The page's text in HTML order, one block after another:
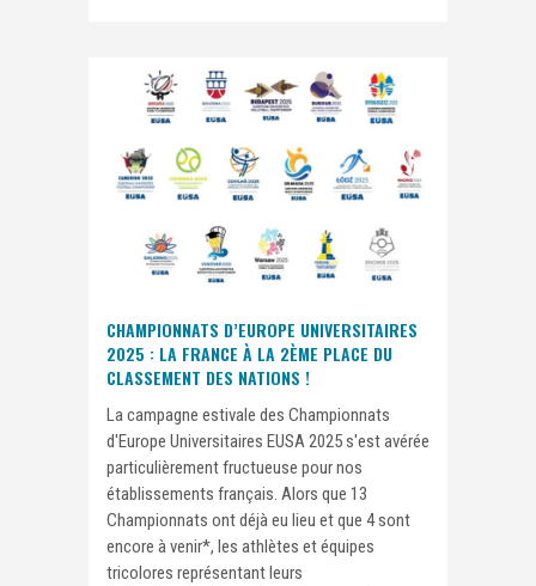
CHAMPIONNATS D’EUROPE UNIVERSITAIRES
2025 : LA FRANCE À LA 2ÈME PLACE DU
CLASSEMENT DES NATIONS !
La campagne estivale des Championnats
d'Europe Universitaires EUSA 2025 s'est avérée
particulièrement fructueuse pour nos
établissements français. Alors que 13
Championnats ont déjà eu lieu et que 4 sont
encore à venir*, les athlètes et équipes
tricolores représentant leurs